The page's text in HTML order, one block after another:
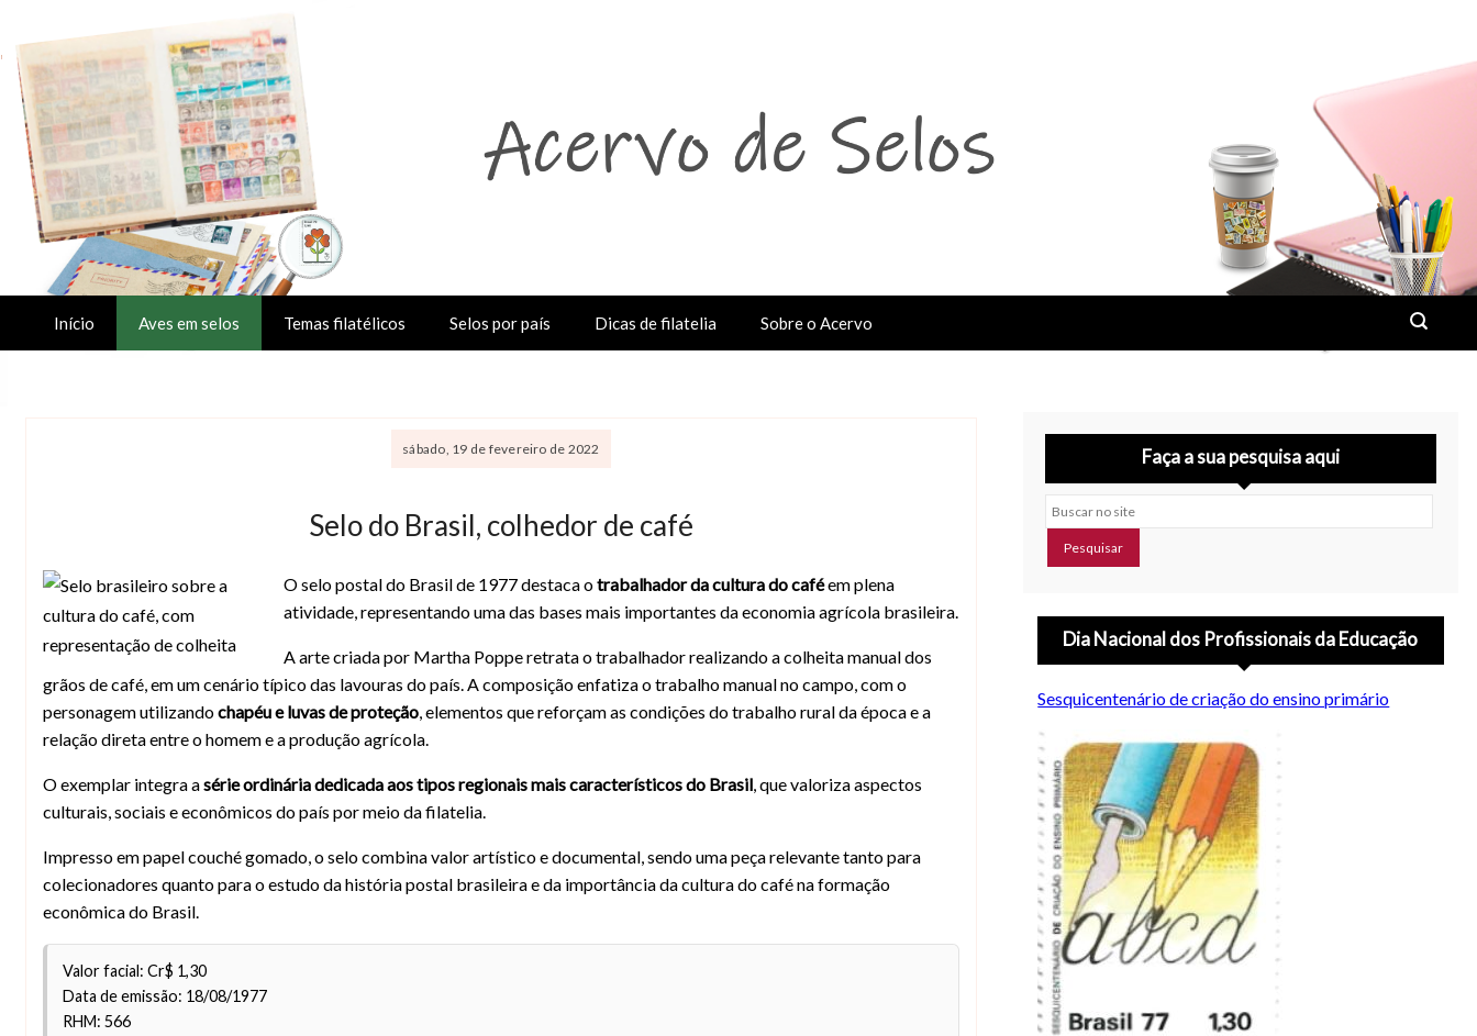
Início Aves em selos Temas filatélicos Selos por país Dicas de filatelia Sobre o Acervo
sábado, 19 de fevereiro de 2022
Selo do Brasil, colhedor de café
Selo Brasil 1977 – Trabalhador da cultura do café e tipos regionais brasileiros
O selo postal do Brasil de 1977 destaca otrabalhador da cultura do caféem plena
atividade, representando uma das bases mais importantes da economia agrícola brasileira.
A arte criada por Martha Poppe retrata o trabalhador realizando a colheita manual dos
grãos de café, em um cenário típico das lavouras do país. A composição enfatiza o trabalho manual no campo, com o
personagem utilizandochapéu e luvas de proteção , elementos que reforçam as condições do trabalho rural da época e a
relação direta entre o homem e a produção agrícola.
O exemplar integra asérie ordinária dedicada aos tipos regionais mais característicos do Brasil , que valoriza aspectos
culturais, sociais e econômicos do país por meio da filatelia.
Impresso em papel couché gomado, o selo combina valor artístico e documental, sendo uma peça relevante tanto para
colecionadores quanto para o estudo da história postal brasileira e da importância da cultura do café na formação
econômica do Brasil.
Valor facial: Cr$ 1,30
Data de emissão: 18/08/1977
RHM: 566
Faça a sua pesquisa aqui
Buscar no site
Dia Nacional dos Profissionais da Educação
Sesquicentenário de criação do ensino primário